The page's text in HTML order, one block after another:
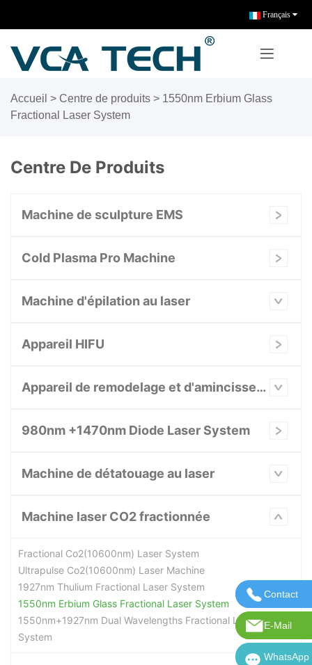
Français
Accueil > Centre de produits > 1550nm Erbium Glass
Fractional Laser System
Centre De Produits
Machine de sculpture EMS
Cold Plasma Pro Machine
Machine d'épilation au laser
Appareil HIFU
Appareil de remodelage et d'amincissement du corps
980nm +1470nm Diode Laser System
Machine de détatouage au laser
Machine laser CO2 fractionnée
Fractional Co2(10600nm) Laser System
Ultrapulse Co2(10600nm) Laser Machine
1927nm Thulium Fractional Laser System
1550nm Erbium Glass Fractional Laser System
1550nm+1927nm Dual Wavelengths Fractional Laser
System
Contact
E-Mail
Courriel :
WhatsApp